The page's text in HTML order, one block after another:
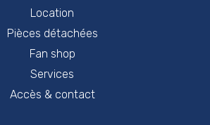
Location
Pièces détachées
Fan shop
Services
Accès & contact